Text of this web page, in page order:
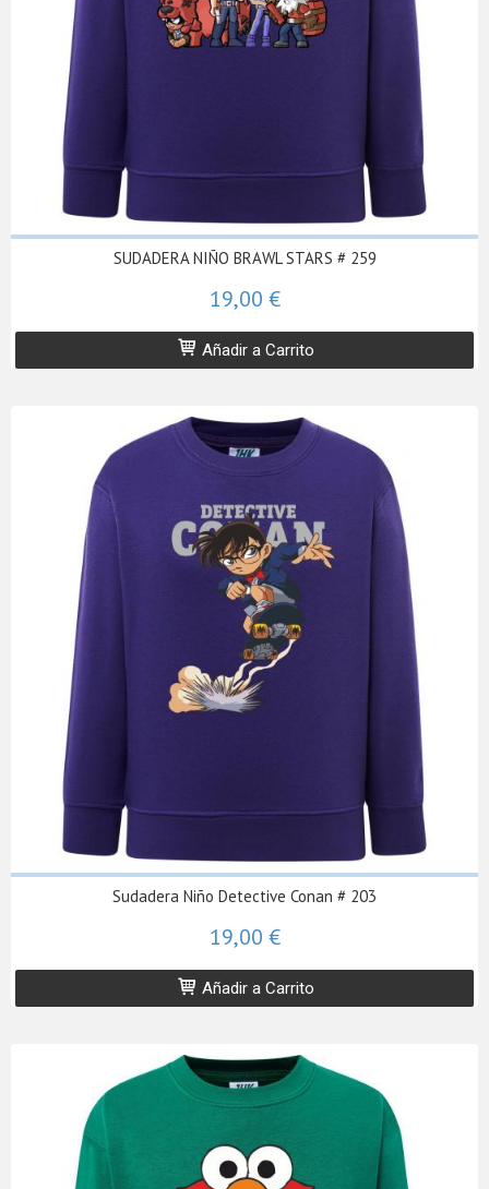
SUDADERA NIÑO BRAWL STARS # 259
19,00 €
Añadir a Carrito
Sudadera Niño Detective Conan # 203
19,00 €
Añadir a Carrito